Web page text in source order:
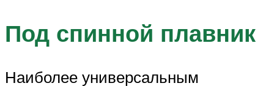
Под спинной плавник
Наиболее универсальным